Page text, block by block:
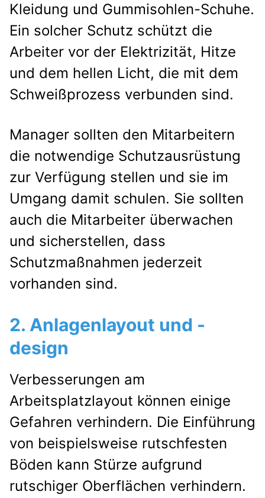
Kleidung und Gummisohlen-Schuhe.
Ein solcher Schutz schützt die
Arbeiter vor der Elektrizität, Hitze
und dem hellen Licht, die mit dem
Schweißprozess verbunden sind.
Manager sollten den Mitarbeitern
die notwendige Schutzausrüstung
zur Verfügung stellen und sie im
Umgang damit schulen. Sie sollten
auch die Mitarbeiter überwachen
und sicherstellen, dass
Schutzmaßnahmen jederzeit
vorhanden sind.
2. Anlagenlayout und -
design
Verbesserungen am
Arbeitsplatzlayout können einige
Gefahren verhindern. Die Einführung
von beispielsweise rutschfesten
Böden kann Stürze aufgrund
rutschiger Oberflächen verhindern.